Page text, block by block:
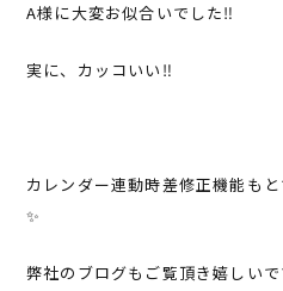
A様に大変お似合いでした‼︎
実に、カッコいい‼︎
カレンダー連動時差修正機能も
✨
弊社のブログもご覧頂き嬉しいで